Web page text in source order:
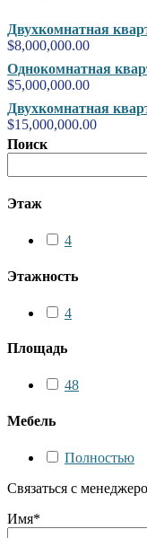
Двухкомнатная
$8,000,000.00
Однокомнатная
$5,000,000.00
Двухкомнатная
$15,000,000.00
Поиск
Этаж
4
Этажность
4
Площадь
48
Мебель
Полностью
Связаться с
Имя*